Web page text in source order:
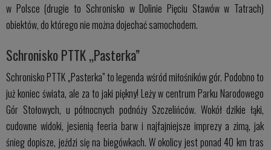
w Polsce (drugie to Schronisko w Dolinie Pięciu Stawów w Tatrach)
obiektów, do którego nie można dojechać samochodem.
Schronisko PTTK „Pasterka”
Schronisko PTTK „Pasterka” to legenda wśród miłośników gór. Podobno to
już koniec świata, ale za to jaki piękny! Leży w centrum Parku Narodowego
Gór Stołowych, u północnych podnóży Szczelińców. Wokół dzikie łąki,
cudowne widoki, jesienią feeria barw i najfajniejsze imprezy a zimą, jak
śnieg dopisze, jeździ się na biegówkach. W okolicy jest ponad 40 km tras